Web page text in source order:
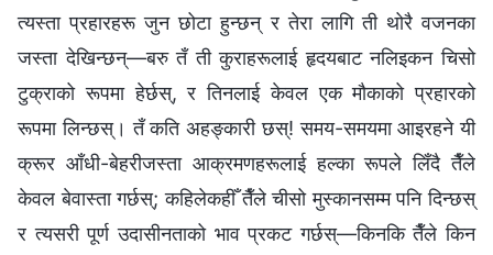
त्यस्ता प्रहारहरू जुन छोटा हुन्छन् र तेरा लागि ती थोरै वजनका
जस्ता देखिन्छन्—बरु तँ ती कुराहरूलाई हृदयबाट नलिइकन चिसो
टुक्राको रूपमा हेर्छस्, र तिनलाई केवल एक मौकाको प्रहारको
रूपमा लिन्छस्। तँ कति अहङ्कारी छस्! समय-समयमा आइरहने यी
क्रूर आँधी-बेहरीजस्ता आक्रमणहरूलाई हल्‍का रूपले लिँदै तैँले
केवल बेवास्ता गर्छस्; कहिलेकहीँ तैँले चीसो मुस्कानसम्म पनि दिन्छस्
र त्यसरी पूर्ण उदासीनताको भाव प्रकट गर्छस्—किनकि तैँले किन